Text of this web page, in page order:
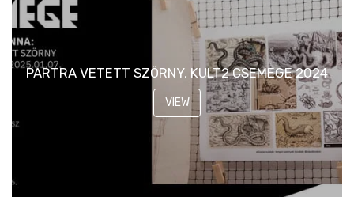
PARTRA VETETT SZÖRNY, KULT2 CSEMEGE 2024
VIEW